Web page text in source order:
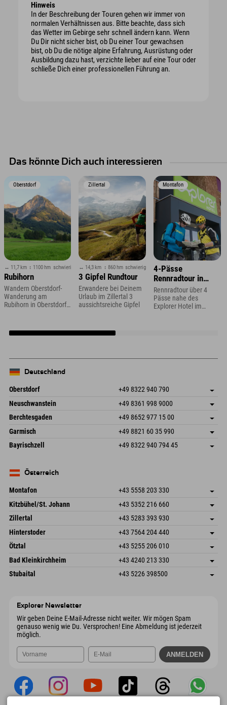
Hinweis
In der Beschreibung der Touren gehen wir immer von
normalen Verhältnissen aus. Bitte beachte, dass sich
das Wetter im Gebirge sehr schnell ändern kann. Wenn
Du Dir nicht sicher bist, ob Du einer Tour gewachsen
bist, ob Du die nötige alpine Erfahrung, Ausrüstung oder
Ausbildung dazu hast, verzichte lieber auf eine Tour oder
schließe Dich einer professionellen Führung an.
Das könnte Dich auch interessieren
Oberstdorf
↔ 11,7 km ↕ 1100 hm schwierig
Rubihorn
Wandern Oberstdorf-
Wanderung am
Rubihorn in Oberstdorf
Zillertal
↔ 14,3 km ↕ 860 hm schwierig
3 Gipfel Rundtour
Erwandere bei Deinem
Urlaub im Zillertal 3
aussichtsreiche Gipfel
Montafon
4-Pässe
Rennradtour in
Vorarlberg
Rennradtour über 4
Pässe nahe des
Explorer Hotel im
Deutschland
Oberstdorf +49 8322 940 790
An der Breitach 3
87538 Fischen I. Allgäu
Deutschland
Adresse speichern
Anreiseinfos
Buchen
Neuschwanstein +49 8361 998 9000
An der Riese 45
87484 Nesselwang im Allgäu
Deutschland
Adresse speichern
Buchen
Berchtesgaden +49 8652 977 15 00
Hofreitstr. 7
83471 Schönau am Königssee
Deutschland
Adresse speichern
Anreiseinfos
Buchen
Garmisch +49 8821 60 35 990
Frickenstraße 22
82490 Farchant
Adresse speichern
Bayrischzell +49 8322 940 794 45
Deutschland
Österreich
Montafon +43 5558 203 330
Dorfstr. 127b
6793 Gaschurn/Montafon
Österreich
Adresse speichern
Anreiseinfos
Buchen
Kitzbühel/St. Johann +43 5352 216 660
Speckbacherstraße 87
Österreich
Adresse speichern
Buchen
Zillertal +43 5283 393 930
Schmiedau 2
6272 Kaltenbach im Zillertal
Österreich
Adresse speichern
Anreiseinfos
Buchen
Hinterstoder +43 7564 204 440
Freizeitpark 10
Österreich
Adresse speichern
Buchen
Ötztal +43 5255 206 010
Gscheat 14
6441 Umhausen
Österreich
Adresse speichern
Anreiseinfos
Buchen
Bad Kleinkirchheim +43 4240 213 330
Dorfstraße 24
Adresse speichern
Stubaital +43 5226 398500
Explorer Newsletter
Wir geben Deine E-Mail-Adresse nicht weiter. Wir mögen Spam
genauso wenig wie Du. Versprochen! Eine Abmeldung ist jederzeit
möglich.